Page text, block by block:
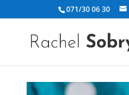
071/30 06 30